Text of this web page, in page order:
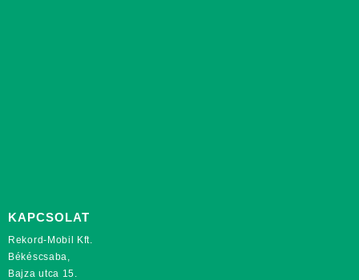
KAPCSOLAT
Rekord-Mobil Kft.
Békéscsaba,
Bajza utca 15.